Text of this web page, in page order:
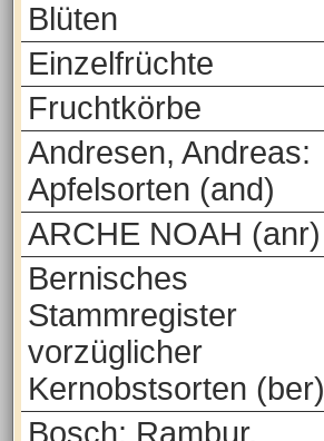
Blüten
Einzelfrüchte
Fruchtkörbe
Andresen, Andreas:
Apfelsorten (and)
ARCHE NOAH (anr)
Bernisches
Stammregister
vorzüglicher
Kernobstsorten (ber)
Bosch: Rambur,